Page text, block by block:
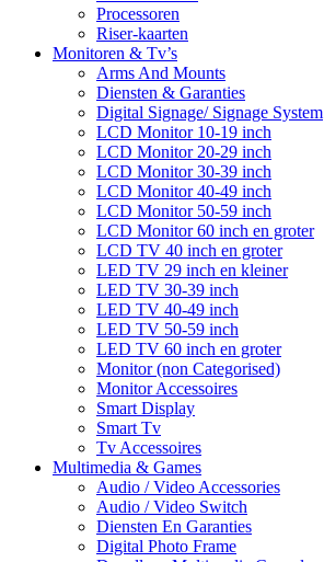
Processoren
Riser-kaarten
Monitoren & Tv’s
Arms And Mounts
Diensten & Garanties
Digital Signage/ Signage System
LCD Monitor 10-19 inch
LCD Monitor 20-29 inch
LCD Monitor 30-39 inch
LCD Monitor 40-49 inch
LCD Monitor 50-59 inch
LCD Monitor 60 inch en groter
LCD TV 40 inch en groter
LED TV 29 inch en kleiner
LED TV 30-39 inch
LED TV 40-49 inch
LED TV 50-59 inch
LED TV 60 inch en groter
Monitor (non Categorised)
Monitor Accessoires
Smart Display
Smart Tv
Tv Accessoires
Multimedia & Games
Audio / Video Accessories
Audio / Video Switch
Diensten En Garanties
Digital Photo Frame